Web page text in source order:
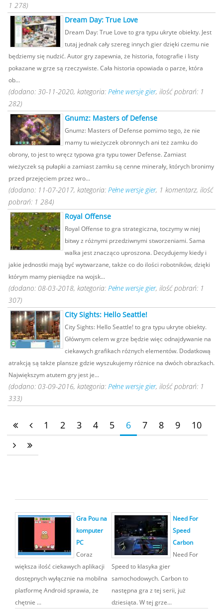
1 278)
Dream Day: True Love
Dream Day: True Love to gra typu ukryte obiekty. Jest
tutaj jednak cały szereg innych gier dzięki czemu nie
będziemy się nudzić. Autor gry zapewnia, że historia, fotografie i listy
pokazane w grze są rzeczywiste. Cała historia opowiada o parze, która
ob...
(dodano: 30-11-2020, kategoria: Pełne wersje gier, ilość pobrań: 1
282)
Gnumz: Masters of Defense
Gnumz: Masters of Defense pomimo tego, że nie
mamy tu wieżyczek obronnych ani też zamku do
obrony, to jest to wręcz typowa gra typu tower Defense. Zamiast
wieżyczek są pułapki a zamiast zamku są cenne minerały, których bronimy
przed przejęciem przez wro...
(dodano: 11-07-2017, kategoria: Pełne wersje gier, 1 komentarz, ilość
pobrań: 1 284)
Royal Offense
Royal Offense to gra strategiczna, toczymy w niej
bitwy z różnymi przedziwnymi stworzeniami. Sama
walka jest znacząco uproszona. Decydujemy kiedy i
jakie jednostki mają być wytwarzane, także co do ilości robotników, dzięki
którym mamy pieniądze na wojsk...
(dodano: 08-03-2018, kategoria: Pełne wersje gier, ilość pobrań: 1
307)
City Sights: Hello Seattle!
City Sights: Hello Seattle! to gra typu ukryte obiekty.
Głównym celem w grze będzie więc odnajdywanie na
ciekawych grafikach różnych elementów. Dodatkową
atrakcją są także plansze gdzie wyszukujemy różnice na dwóch obrazkach.
Największym atutem gry jest je...
(dodano: 03-09-2016, kategoria: Pełne wersje gier, ilość pobrań: 1
333)
1 2 3 4 5 6 7 8 9 10
Gra Pou na
komputer
PC
Coraz
większa ilość ciekawych aplikacji
dostępnych wyłącznie na mobilna
platformę Android sprawia, że
chętnie ...
Need For
Speed
Carbon
Need For
Speed to klasyka gier
samochodowych. Carbon to
następna gra z tej serii, już
dziesiąta. W tej grze...